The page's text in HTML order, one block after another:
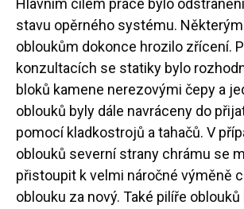
Hlavním cílem práce bylo
stavu opěrného systému.
obloukům dokonce hrozilo zřícení.
konzultacích se statiky bylo
bloků kamene nerezovými čepy a
oblouků byly dále navráceny do
pomocí kladkostrojů a tahačů. V
oblouků severní strany chrámu se
přistoupit k velmi náročné výměně
oblouku za nový. Také pilíře